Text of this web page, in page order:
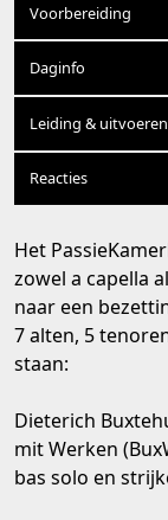
Voorbereiding
Daginfo
Leiding &
Reacties
Het
zowel a capella
naar een
7 alten, 5
staan:
Dieterich
mit Werken
bas solo en